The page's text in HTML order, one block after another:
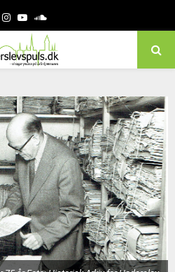
Instagram
YoutubeSoundcloud